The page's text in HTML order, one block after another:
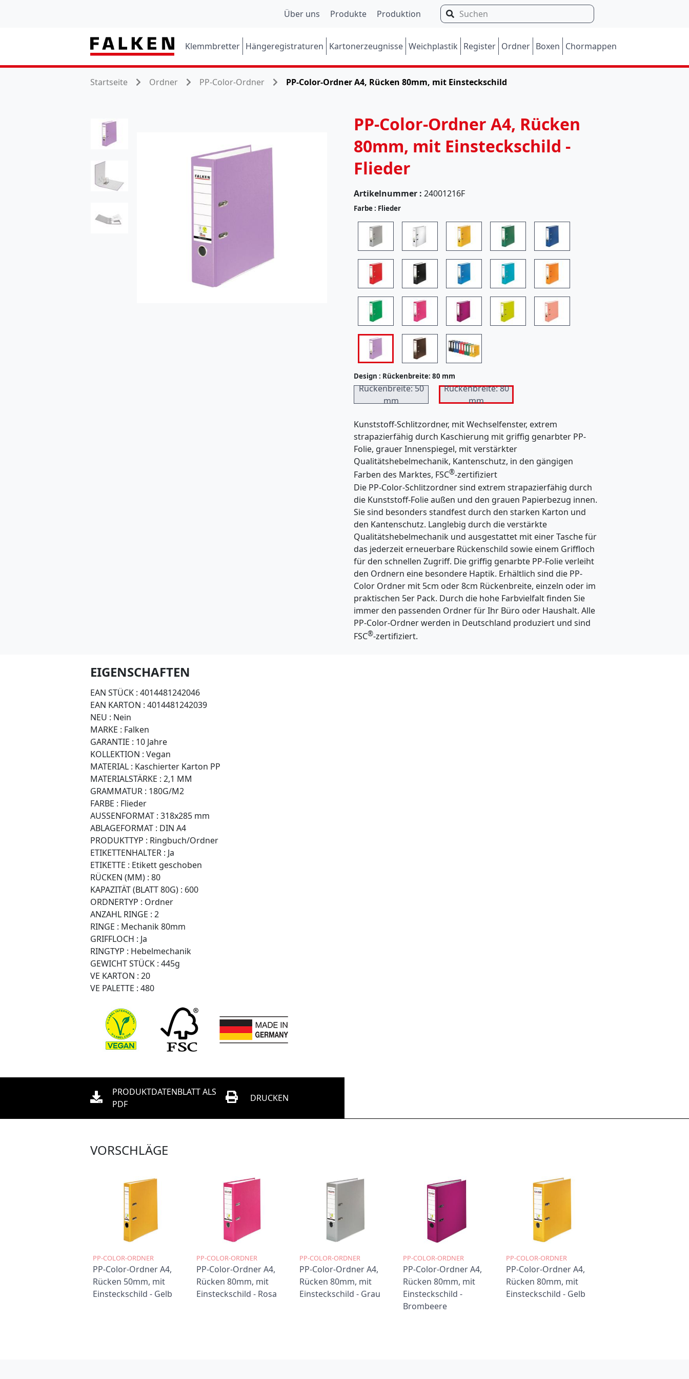
Über uns Produkte Produktion
S
u
h
Klemmbretter Hängeregistraturen Kartonerzeugnisse Weichplastik Register Ordner Boxen Chormappen
Startseite Ordner PP-Color-Ordner PP-Color-Ordner A4, Rücken 80mm, mit Einsteckschild
PP-Color-Ordner A4, Rücken
80mm, mit Einsteckschild -
Flieder
Artikelnummer : 24001216F
(
5
Farbe : Flieder
Design : Rückenbreite: 80 mm
Rückenbreite: 50
mm
Rückenbreite: 80
mm
Kunststoff-Schlitzordner, mit Wechselfenster, extrem
strapazierfähig durch Kaschierung mit griffig genarbter PP-
Folie, grauer Innenspiegel, mit verstärkter
Qualitätshebelmechanik, Kantenschutz, in den gängigen
Farben des Marktes, FSC®-zertifiziert
Die PP-Color-Schlitzordner sind extrem strapazierfähig durch
die Kunststoff-Folie außen und den grauen Papierbezug innen.
Sie sind besonders standfest durch den starken Karton und
den Kantenschutz. Langlebig durch die verstärkte
Qualitätshebelmechanik und ausgestattet mit einer Tasche für
das jederzeit erneuerbare Rückenschild sowie einem Griffloch
für den schnellen Zugriff. Die griffig genarbte PP-Folie verleiht
den Ordnern eine besondere Haptik. Erhältlich sind die PP-
Color Ordner mit 5cm oder 8cm Rückenbreite, einzeln oder im
praktischen 5er Pack. Durch die hohe Farbvielfalt finden Sie
immer den passenden Ordner für Ihr Büro oder Haushalt. Alle
PP-Color-Ordner werden in Deutschland produziert und sind
FSC®-zertifiziert.
EIGENSCHAFTEN
EAN STÜCK : 4014481242046
EAN KARTON : 4014481242039
NEU : Nein
MARKE : Falken
GARANTIE : 10 Jahre
KOLLEKTION : Vegan
MATERIAL : Kaschierter Karton PP
MATERIALSTÄRKE : 2,1 MM
GRAMMATUR : 180G/M2
FARBE : Flieder
AUSSENFORMAT : 318x285 mm
ABLAGEFORMAT : DIN A4
PRODUKTTYP : Ringbuch/Ordner
ETIKETTENHALTER : Ja
ETIKETTE : Etikett geschoben
RÜCKEN (MM) : 80
KAPAZITÄT (BLATT 80G) : 600
ORDNERTYP : Ordner
ANZAHL RINGE : 2
RINGE : Mechanik 80mm
GRIFFLOCH : Ja
RINGTYP : Hebelmechanik
GEWICHT STÜCK : 445g
VE KARTON : 20
VE PALETTE : 480
PRODUKTDATENBLATT ALS
PDF
DRUCKEN
VORSCHLÄGE
PP-COLOR-ORDNER
PP-Color-Ordner A4,
Rücken 50mm, mit
Einsteckschild - Gelb
PP-COLOR-ORDNER
PP-Color-Ordner A4,
Rücken 80mm, mit
Einsteckschild - Rosa
PP-COLOR-ORDNER
PP-Color-Ordner A4,
Rücken 80mm, mit
Einsteckschild - Grau
PP-COLOR-ORDNER
PP-Color-Ordner A4,
Rücken 80mm, mit
Einsteckschild -
Brombeere
PP-COLOR-ORDNER
PP-Color-Ordner A4,
Rücken 80mm, mit
Einsteckschild - Gelb